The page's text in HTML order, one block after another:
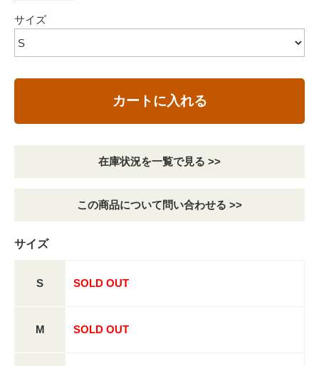
サイズ
カートに入れる
在庫状況を一覧で見る >>
この商品について問い合わせる >>
サイズ
S SOLD OUT
M SOLD OUT